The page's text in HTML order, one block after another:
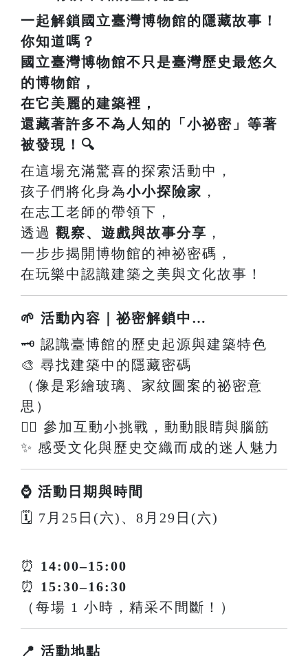
一起解鎖國立臺灣博物館的隱藏故事！
你知道嗎？
國立臺灣博物館不只是臺灣歷史最悠久
的博物館，
在它美麗的建築裡，
還藏著許多不為人知的「小祕密」等著
被發現！🔍
在這場充滿驚喜的探索活動中，
孩子們將化身為小小探險家 ，
在志工老師的帶領下，
透過 觀察、遊戲與故事分享 ，
一步步揭開博物館的神祕密碼，
在玩樂中認識建築之美與文化故事！
🌱 活動內容｜祕密解鎖中…
🗝️ 認識臺博館的歷史起源與建築特色
🎨 尋找建築中的隱藏密碼
（像是彩繪玻璃、家紋圖案的祕密意
思）
🕵️‍♀️ 參加互動小挑戰，動動眼睛與腦筋
✨ 感受文化與歷史交織而成的迷人魅力
⌚ 活動日期與時間
🗓 7月25日(六)、8月29日(六)
⏰ 14:00–15:00
⏰ 15:30–16:30
（每場 1 小時，精采不間斷！）
📍 活動地點